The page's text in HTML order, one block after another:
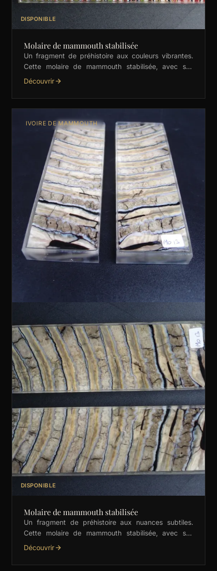
DISPONIBLE
Molaire de mammouth stabilisée
Un fragment de préhistoire aux couleurs vibrantes.
Cette molaire de mammouth stabilisée, avec ses
nuances de vert, rouge et orange, est idéale pour les
Découvrir
IVOIRE DE MAMMOUTH
DISPONIBLE
Molaire de mammouth stabilisée
Un fragment de préhistoire aux nuances subtiles.
Cette molaire de mammouth stabilisée, avec ses
motifs crème élégants, est idéale pour les manches
Découvrir